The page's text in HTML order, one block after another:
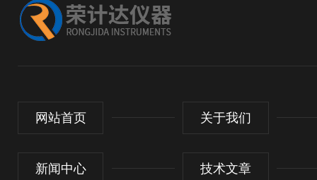
网站首页 关于我们
新闻中心 技术文章